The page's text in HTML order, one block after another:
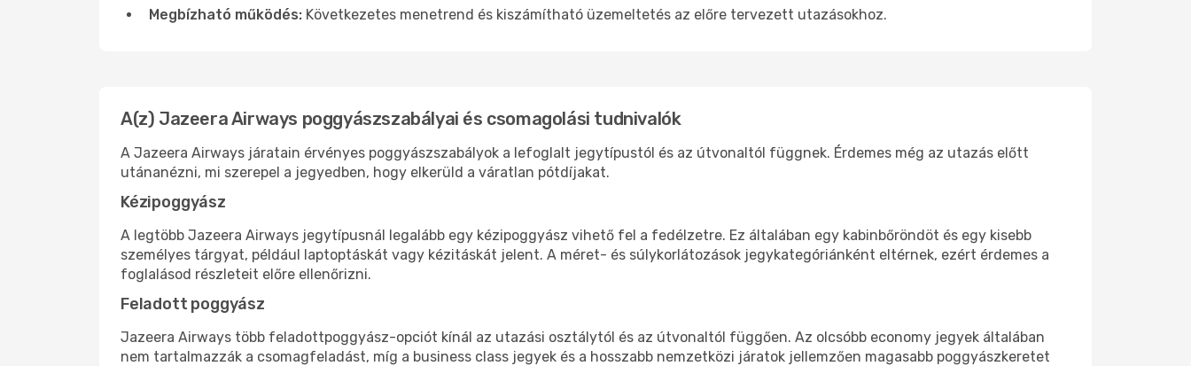
Megbízható működés: Következetes menetrend és kiszámítható üzemeltetés az előre tervezett utazásokhoz.
A(z) Jazeera Airways poggyászszabályai és csomagolási tudnivalók
A Jazeera Airways járatain érvényes poggyászszabályok a lefoglalt jegytípustól és az útvonaltól függnek. Érdemes még az utazás előtt
utánanézni, mi szerepel a jegyedben, hogy elkerüld a váratlan pótdíjakat.
Kézipoggyász
A legtöbb Jazeera Airways jegytípusnál legalább egy kézipoggyász vihető fel a fedélzetre. Ez általában egy kabinbőröndöt és egy kisebb
személyes tárgyat, például laptoptáskát vagy kézitáskát jelent. A méret- és súlykorlátozások jegykategóriánként eltérnek, ezért érdemes a
foglalásod részleteit előre ellenőrizni.
Feladott poggyász
Jazeera Airways több feladottpoggyász-opciót kínál az utazási osztálytól és az útvonaltól függően. Az olcsóbb economy jegyek általában
nem tartalmazzák a csomagfeladást, míg a business class jegyek és a hosszabb nemzetközi járatok jellemzően magasabb poggyászkeretet